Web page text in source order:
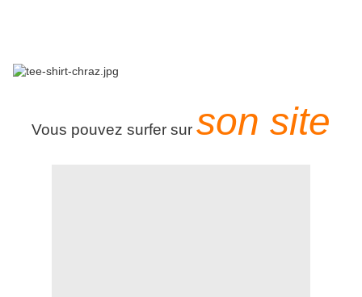
Vous pouvez surfer sur son site